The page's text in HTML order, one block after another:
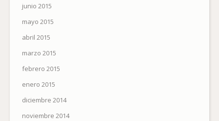
junio 2015
mayo 2015
abril 2015
marzo 2015
febrero 2015
enero 2015
diciembre 2014
noviembre 2014